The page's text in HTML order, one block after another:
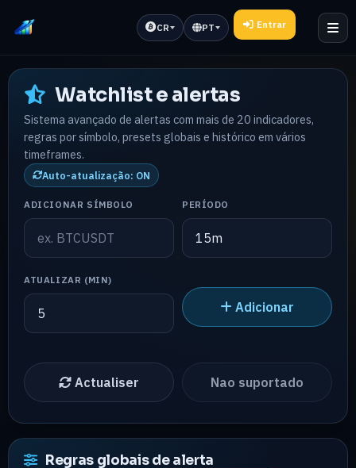
CR PT Entrar
Watchlist e alertas
Sistema avançado de alertas com mais de 20 indicadores,
regras por símbolo, presets globais e histórico em vários
timeframes.
Auto-atualização: ON
ADICIONAR SÍMBOLO PERÍODO
ATUALIZAR (MIN)
Adicionar
Actualiser Nao suportado
Regras globais de alerta